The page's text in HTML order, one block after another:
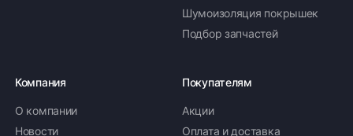
Шумоизоляция покрышек
Подбор запчастей
Компания
О компании
Новости
Покупателям
Акции
Оплата и доставка